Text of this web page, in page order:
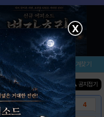
설치/평가 즐겨찾기
진행중인 이벤트 0건 ▲ 공지접기
시.. 4
X